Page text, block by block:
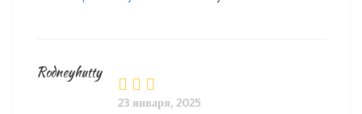
Rodneyhutty
23 января, 2025